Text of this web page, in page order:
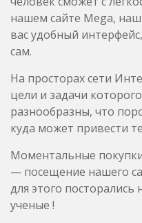
нашем сайте Mega,
вас удобный
сам.
На просторах сети
цели и задачи
разнообразны, что
куда может привести
Моментальные
— посещение нашего
для этого
ученые !